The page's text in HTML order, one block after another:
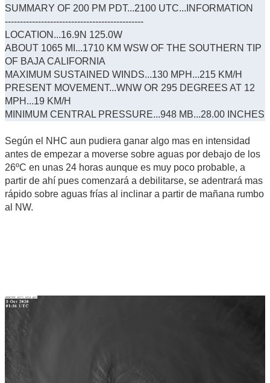
SUMMARY OF 200 PM PDT...2100 UTC...INFORMATION
----------------------------------------------
LOCATION...16.9N 125.0W
ABOUT 1065 MI...1710 KM WSW OF THE SOUTHERN TIP
OF BAJA CALIFORNIA
MAXIMUM SUSTAINED WINDS...130 MPH...215 KM/H
PRESENT MOVEMENT...WNW OR 295 DEGREES AT 12
MPH...19 KM/H
MINIMUM CENTRAL PRESSURE...948 MB...28.00 INCHES
Según el NHC aun pudiera ganar algo mas en intensidad
antes de empezar a moverse sobre aguas por debajo de los
26ºC en unas 24 horas aunque es muy poco probable, a
partir de ahí pues comenzará a debilitarse, se adentrará mas
rápido sobre aguas frías al inclinar a partir de mañana rumbo
al NW.